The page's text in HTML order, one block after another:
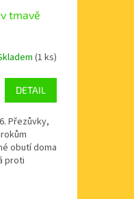
tmavě
(1 ks)
DETAIL
Přezůvky,
obutí doma
proti